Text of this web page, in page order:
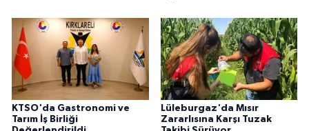
KTSO'da Gastronomi ve
Tarım İş Birliği
Lüleburgaz'da Mısır
Zararlısına Karşı Tuzak